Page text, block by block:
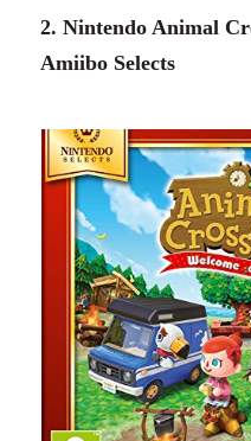
2. Nintendo Animal
Amiibo Selects